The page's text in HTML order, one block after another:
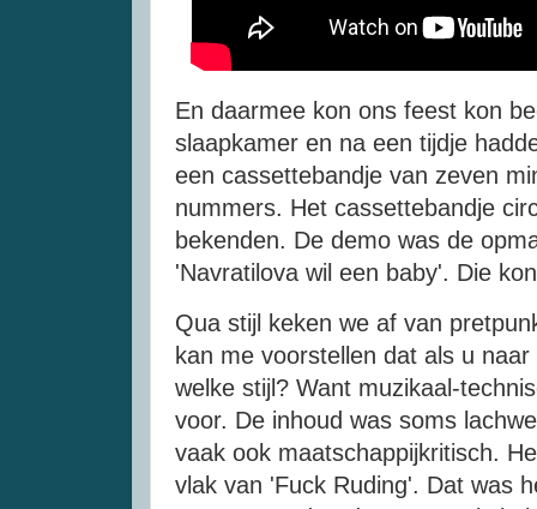
En daarmee kon ons feest kon
slaapkamer en na een tijdje
een cassettebandje van zeven
nummers. Het cassettebandje
bekenden. De demo was de
'Navratilova wil een baby'. Die
Qua stijl keken we af van
kan me voorstellen dat als u
welke stijl? Want muzikaal-
voor. De inhoud was soms
vaak ook maatschappijkritisch.
vlak van 'Fuck Ruding'. Dat was